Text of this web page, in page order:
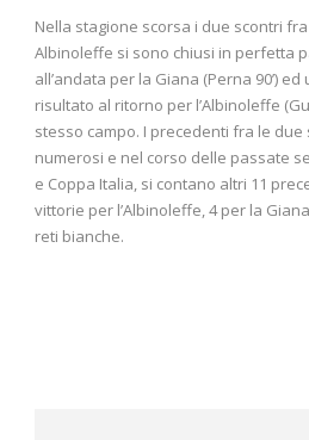
Nella stagione scorsa i due scontri
Albinoleffe si sono chiusi in perfetta
all’andata per la Giana (Perna 90’)
risultato al ritorno per l’Albinoleffe
stesso campo. I precedenti fra le
numerosi e nel corso delle passate
e Coppa Italia, si contano altri 11
vittorie per l’Albinoleffe, 4 per la
reti bianche.